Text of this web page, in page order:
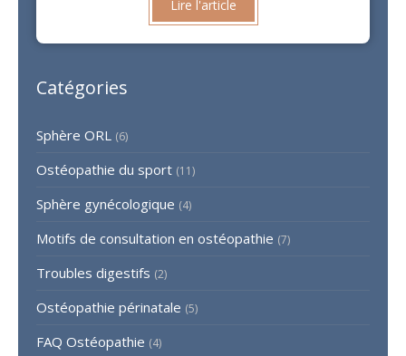
Lire l'article
Catégories
Sphère ORL (6)
Ostéopathie du sport (11)
Sphère gynécologique (4)
Motifs de consultation en ostéopathie (7)
Troubles digestifs (2)
Ostéopathie périnatale (5)
FAQ Ostéopathie (4)